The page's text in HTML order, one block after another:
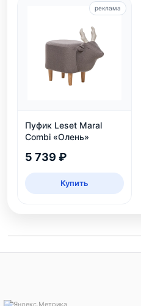
Пуфик Leset Maral
Combi «Олень»
5 739 ₽
Купить
реклама